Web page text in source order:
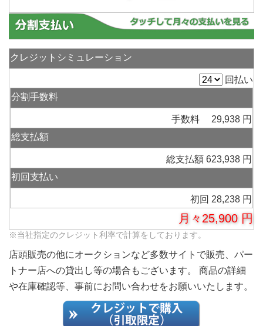
クレジットシミュレーション
回払い
分割手数料
手数料 29,938 円
総支払額
総支払額 623,938 円
初回支払い
初回 28,238 円
月々25,900 円
※当社指定のクレジット利率で計算をしております。
店頭販売の他にオークションなど多数サイトで販売、パー
トナー店への貸出し等の場合もございます。 商品の詳細
や在庫確認等、事前にお問い合わせをお願いいたします。